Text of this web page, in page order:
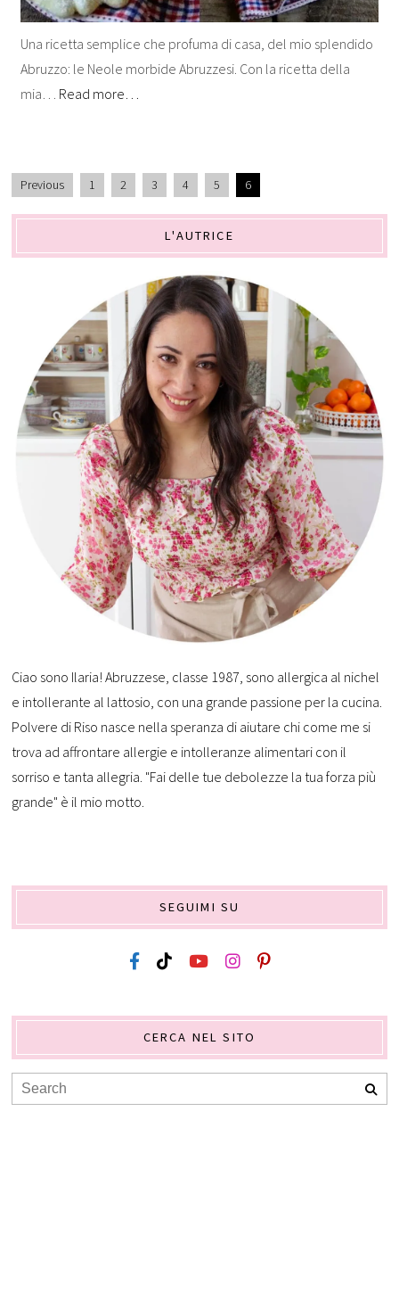
Una ricetta semplice che profuma di casa, del mio splendido
Abruzzo: le Neole morbide Abruzzesi. Con la ricetta della
mia… Read more…
Previous 1 2 3 4 5 6
L'AUTRICE
Ciao sono Ilaria! Abruzzese, classe 1987, sono allergica al nichel
e intollerante al lattosio, con una grande passione per la cucina.
Polvere di Riso nasce nella speranza di aiutare chi come me si
trova ad affrontare allergie e intolleranze alimentari con il
sorriso e tanta allegria. "Fai delle tue debolezze la tua forza più
grande" è il mio motto.
SEGUIMI SU
CERCA NEL SITO